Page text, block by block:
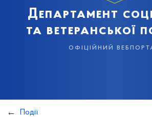
Департамент
та ветеранської
офіційний
Події